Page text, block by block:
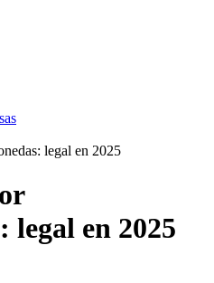
legal en 2025
legal en 2025